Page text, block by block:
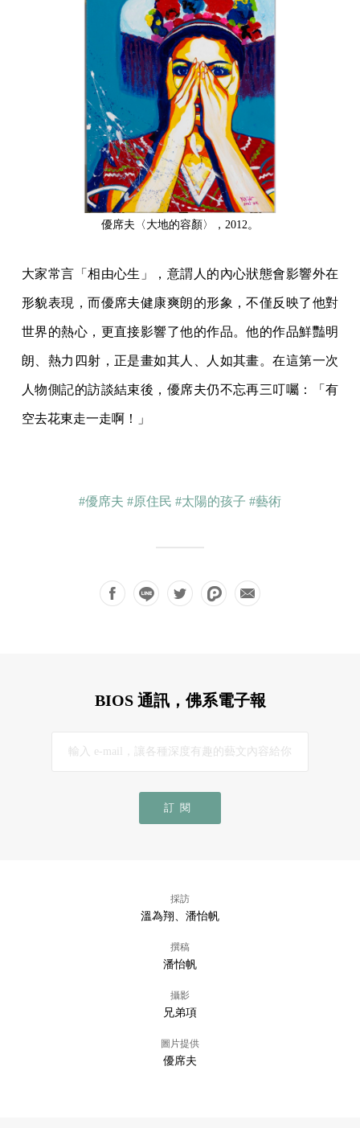
優席夫〈大地的容顏〉，2012。
大家常言「相由心生」，意謂人的內心狀態會影響外在
形貌表現，而優席夫健康爽朗的形象，不僅反映了他對
世界的熱心，更直接影響了他的作品。他的作品鮮豔明
朗、熱力四射，正是畫如其人、人如其畫。在這第一次
人物側記的訪談結束後，優席夫仍不忘再三叮囑：「有
空去花東走一走啊！」
#優席夫 #原住民 #太陽的孩子 #藝術
BIOS 通訊，佛系電子報
訂閱
採訪
溫為翔、潘怡帆
撰稿
潘怡帆
攝影
兄弟項
圖片提供
優席夫